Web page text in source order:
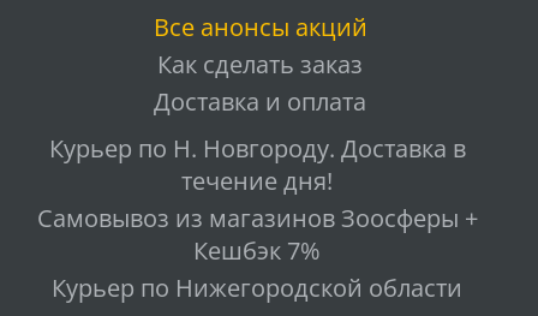
Все анонсы акций
Как сделать заказ
Доставка и оплата
Курьер по Н. Новгороду. Доставка в
течение дня!
Самовывоз из магазинов Зоосферы +
Кешбэк 7%
Курьер по Нижегородской области